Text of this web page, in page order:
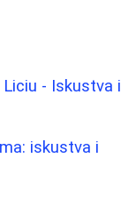
- Iskustva i
iskustva i